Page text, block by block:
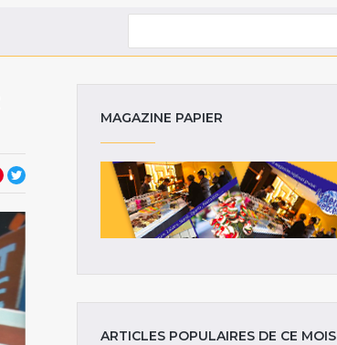
MAGAZINE PAPIER
ARTICLES POPULAIRES DE CE MOIS